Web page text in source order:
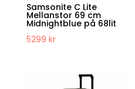
Samsonite C Lite
Mellanstor 69 cm
Midnightblue på 68lit
5299 kr